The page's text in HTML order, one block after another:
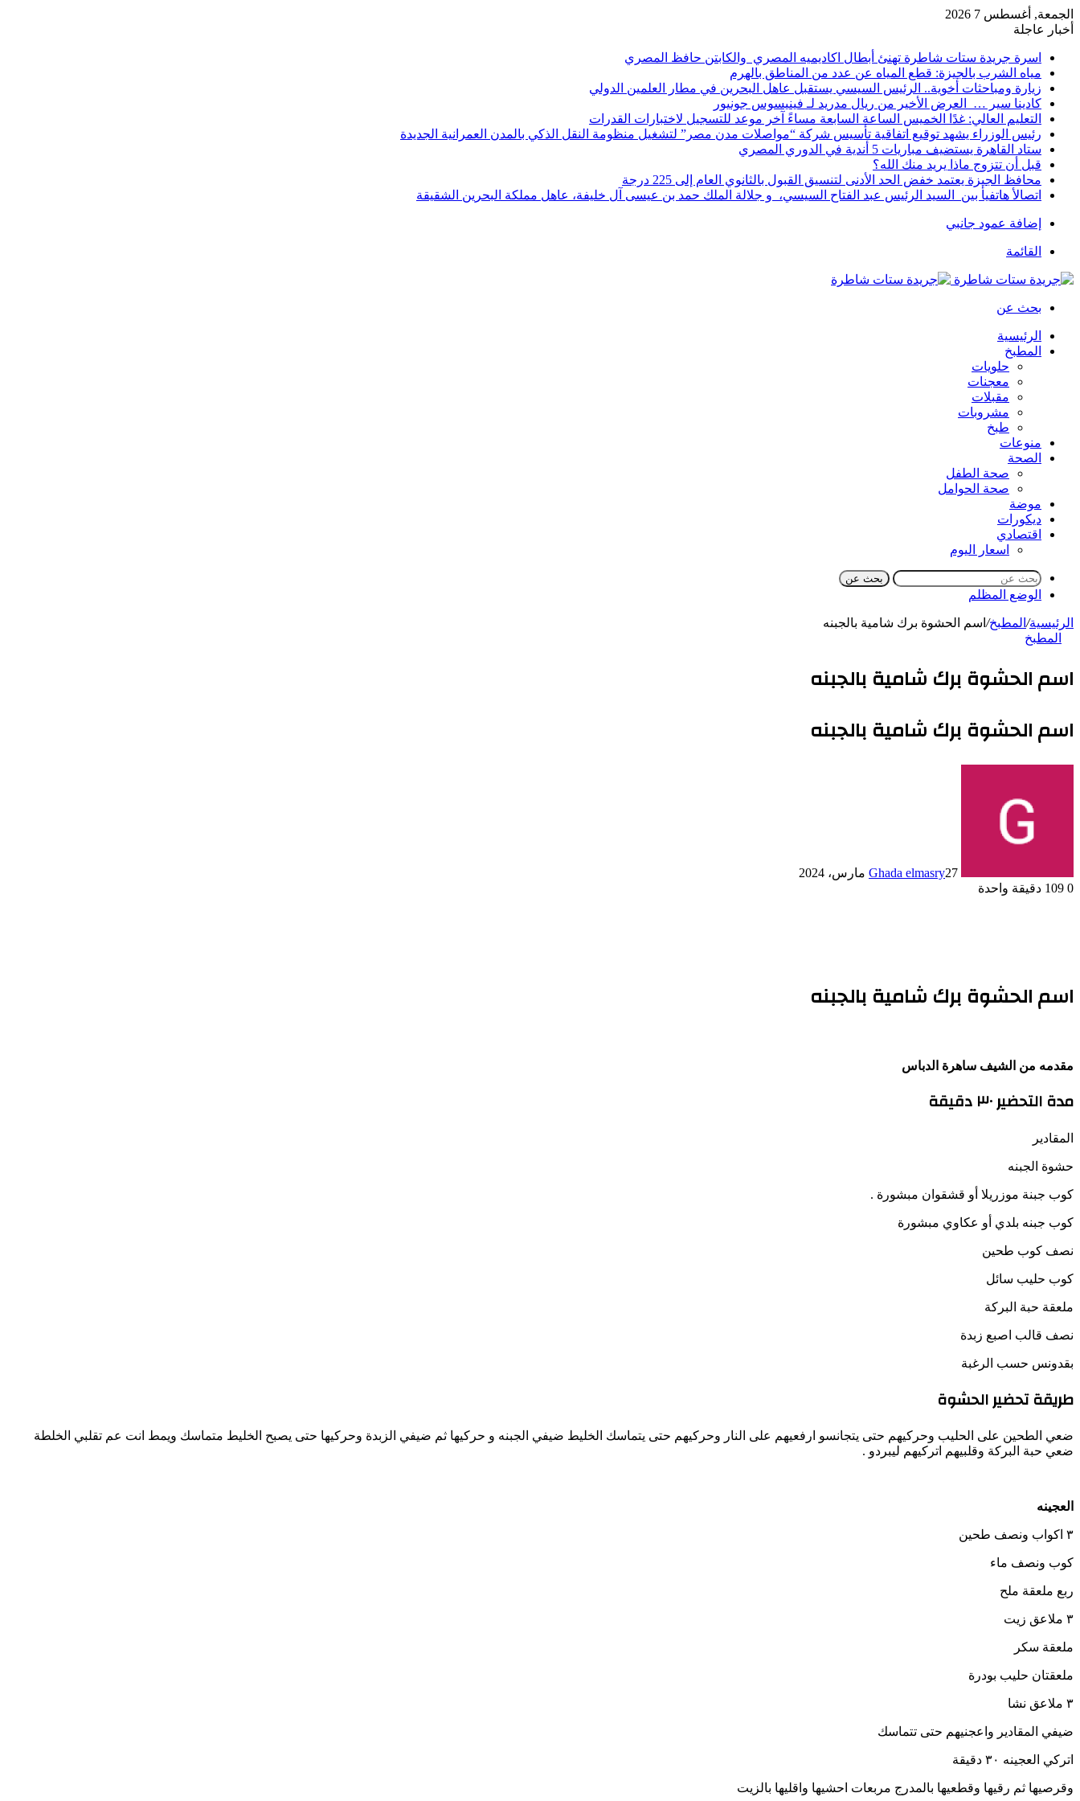
الجمعة, أغسطس 7 2026
أخبار عاجلة
اسرة جريدة ستات شاطرة تهنئ أبطال اكاديميه المصري والكابتن حافظ المصري
مياه الشرب بالجيزة: قطع المياه عن عدد من المناطق بالهرم
زيارة ومباحثات أخوية.. الرئيس السيسي يستقبل عاهل البحرين في مطار العلمين الدولي
كادينا سير … العرض الأخير من ريال مدريد لـ فينيسوس جونيور
التعليم العالي: غدًا الخميس الساعة السابعة مساءً آخر موعد للتسجيل لاختبارات القدرات
رئيس الوزراء يشهد توقيع اتفاقية تأسيس شركة “مواصلات مدن مصر” لتشغيل منظومة النقل الذكي بالمدن العمرانية الجديدة
ستاد القاهرة يستضيف مباريات 5 أندية في الدوري المصري
قبل أن تتزوج ماذا يريد منك الله؟
محافظ الجيزة يعتمد خفض الحد الأدنى لتنسيق القبول بالثانوي العام إلى 225 درجة
اتصالأ هاتفيأ بين السيد الرئيس عبد الفتاح السيسي، و جلالة الملك حمد بن عيسى آل خليفة، عاهل مملكة البحرين الشقيقة
إضافة عمود جانبي
القائمة
بحث عن
الرئيسية
المطبخ
حلويات
معجنات
مقبلات
مشروبات
طبخ
منوعات
الصحة
صحة الطفل
صحة الحوامل
موضة
ديكورات
اقتصادي
اسعار اليوم
بحث عن
الوضع المظلم
الرئيسية/ المطبخ/ اسم الحشوة برك شامية بالجبنه
المطبخ
اسم الحشوة برك شامية بالجبنه
اسم الحشوة برك شامية بالجبنه
Ghada elmasry27 مارس، 2024
0
دقيقة واحدة
اسم الحشوة برك شامية بالجبنه
مقدمه من الشيف ساهرة الدباس
مدة التحضير ٣٠ دقيقة
المقادير
حشوة الجبنه
كوب جبنة موزريلا أو قشقوان مبشورة .
كوب جبنه بلدي أو عكاوي مبشورة
نصف كوب طحين
كوب حليب سائل
ملعقة حبة البركة
نصف قالب اصبع زبدة
بقدونس حسب الرغبة
طريقة تحضير الحشوة
ضعي الطحين على الحليب وحركيهم حتى يتجانسو ارفعيهم على النار وحركيهم حتى يتماسك الخليط ضيفي الجبنه و حركيها ثم ضيفي الزبدة وحركيها حتى يصبح الخليط متماسك ويمط انت عم تقلبي الخلطة
ضعي حبة البركة وقلبيهم اتركيهم ليبردو .
العجينه
٣ اكواب ونصف طحين
كوب ونصف ماء
ربع ملعقة ملح
٣ ملاعق زيت
ملعقة سكر
ملعقتان حليب بودرة
٣ ملاعق نشا
ضيفي المقادير واعجنيهم حتى تتماسك
اتركي العجينه ٣٠ دقيقة
وقرصيها ثم رقيها وقطعيها بالمدرج مربعات احشيها واقليها بالزيت